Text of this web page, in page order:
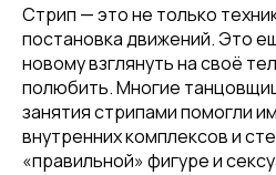
Стрип — это не только
постановка движений. Это
новому взглянуть на своё
полюбить. Многие
занятия стрипами помогли
внутренних комплексов и
«правильной» фигуре и